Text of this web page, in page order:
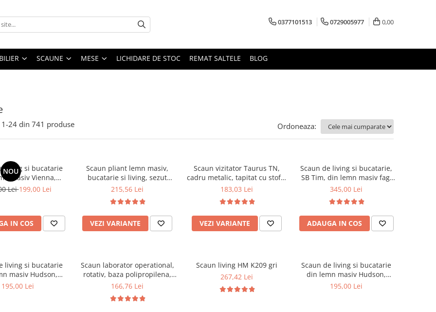
0377101513 0729005977 0,00
SCAUNE MESE LICHIDARE DE STOC REMAT SALTELE BLOG
1-24 din 741 produse Ordoneaza:
NOU
living si bucatarie
masiv Vienna,
stofa,100 kg,
Lei199,00 Lei
IN COS
Scaun pliant lemn masiv,
bucatarie si living, sezut
tapitat cu piele ecologica, 100
215,56 Lei
VEZI VARIANTE
Scaun vizitator Taurus TN,
cadru metalic, tapitat cu stofa,
stivuibil, 120 kg, negru
183,03 Lei
VEZI VARIANTE
Scaun de living si bucatarie,
SB Tim, din lemn masiv fag,
tapiterie stofa, lacuit, 120 kg,
345,00 Lei
ADAUGA IN COS
living si bucatarie
masiv Hudson,
stofa,100 kg,
195,00 Lei
Scaun laborator operational,
rotativ, baza polipropilena,
piele ecologica, inaltime
166,76 Lei
Scaun living HM K209 gri
267,42 Lei
Scaun de living si bucatarie
din lemn masiv Hudson,
tapiterie stofa,100 kg,
195,00 Lei